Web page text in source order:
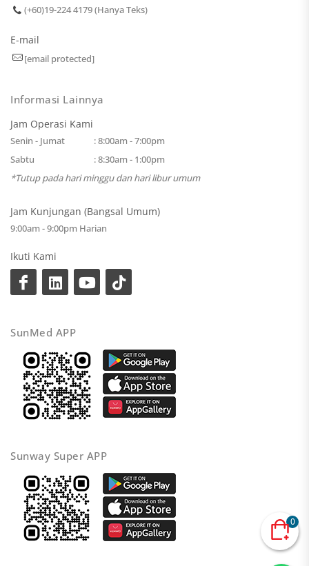
(+60)19-224 4179 (Hanya Teks)
E-mail
[email protected]
Informasi Lainnya
Jam Operasi Kami
Senin - Jumat
: 8:00am - 7:00pm
Sabtu
: 8:30am - 1:00pm
*Tutup pada hari minggu dan hari libur umum
Jam Kunjungan (Bangsal Umum)
9:00am - 9:00pm Harian
Ikuti Kami
SunMed APP
Sunway Super APP
0